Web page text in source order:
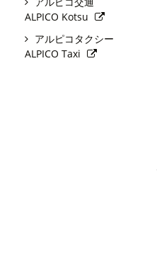
ALPICO Kotsu
アルピコタクシー
ALPICO Taxi